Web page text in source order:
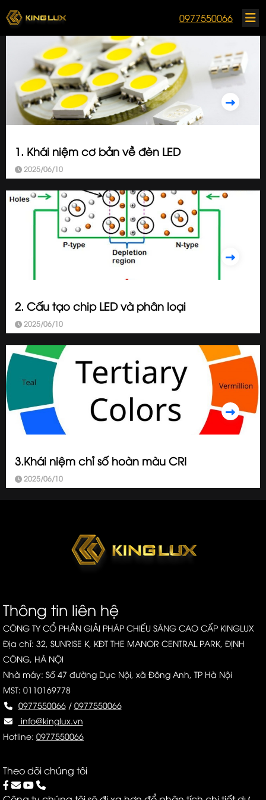
0977550066
1. Khái niệm cơ bản về đèn LED
2025/06/10
2. Cấu tạo chip LED và phân loại
2025/06/10
3.Khái niệm chỉ số hoàn màu CRI
2025/06/10
Thông tin liên hệ
CÔNG TY CỔ PHẦN GIẢI PHÁP CHIẾU SÁNG CAO CẤP KINGLUX
Địa chỉ: 32, SUNRISE K, KĐT THE MANOR CENTRAL PARK, ĐỊNH
CÔNG, HÀ NỘI
Nhà máy: Số 47 đường Dục Nội, xã Đông Anh, TP Hà Nội
MST: 0110169778
0977550066/ 0977550066
info@kinglux.vn
Hotline: 0977550066
Theo dõi chúng tôi